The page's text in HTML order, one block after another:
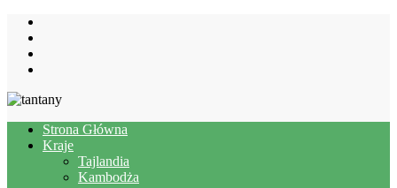
Strona Główna
Kraje
Tajlandia
Kambodża